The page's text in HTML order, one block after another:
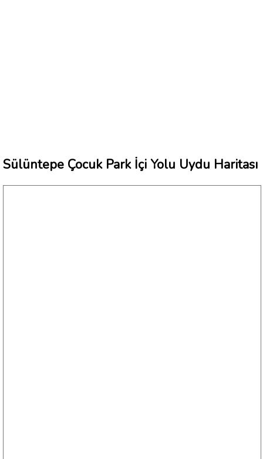
Sülüntepe Çocuk Park İçi Yolu Uydu Haritası